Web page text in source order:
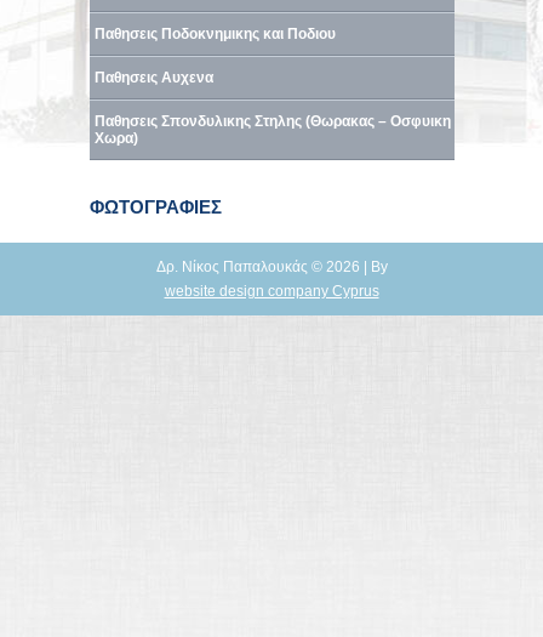
Παθησεις Ποδοκνημικης και Ποδιου
Παθησεις Αυχενα
Παθησεις Σπονδυλικης Στηλης (Θωρακας – Οσφυικη
Χωρα)
ΦΩΤΟΓΡΑΦΙΕΣ
Δρ. Νίκος Παπαλουκάς © 2026 | By
website design company Cyprus